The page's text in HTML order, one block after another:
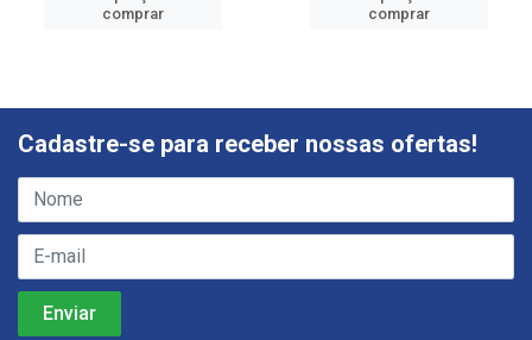
comprar
comprar
Cadastre-se para receber nossas ofertas!